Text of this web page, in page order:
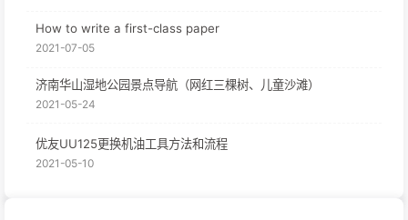
How to write a first-class paper
2021-07-05
济南华山湿地公园景点导航（网红三棵树、儿童沙滩）
2021-05-24
优友UU125更换机油工具方法和流程
2021-05-10